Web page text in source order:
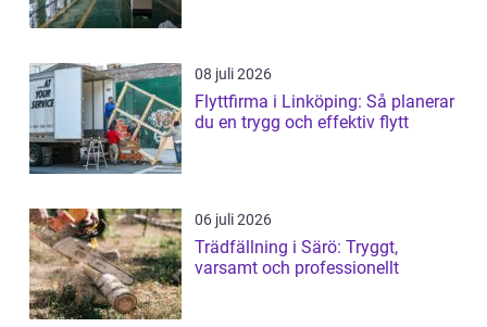
08 juli 2026
Flyttfirma i Linköping: Så planerar
du en trygg och effektiv flytt
06 juli 2026
Trädfällning i Särö: Tryggt,
varsamt och professionellt